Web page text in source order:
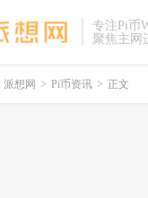
专注Pi币
聚焦主网
派想网 > Pi币资讯 > 正文